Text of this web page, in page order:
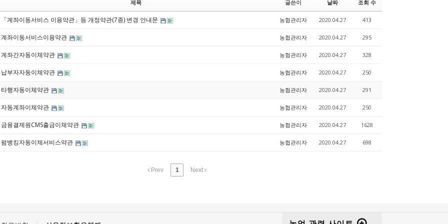
제목 글쓴이 날짜 조회 수
「계좌이동서비스 이용약관」등 개정약관(7종) 변경 안내문 농협관리자 2020.04.27 413
계좌이동서비스이용약관 농협관리자 2020.04.27 295
계좌간자동이체약관 농협관리자 2020.04.27 328
납부자자동이체약관 농협관리자 2020.04.27 250
타행자동이체약관 농협관리자 2020.04.27 291
자동계좌이체약관 농협관리자 2020.04.27 250
금융결제원CMS출금이체약관 농협관리자 2020.04.27 1628
펌뱅킹자동이체서비스약관 농협관리자 2020.04.27 698
Prev 1 Next